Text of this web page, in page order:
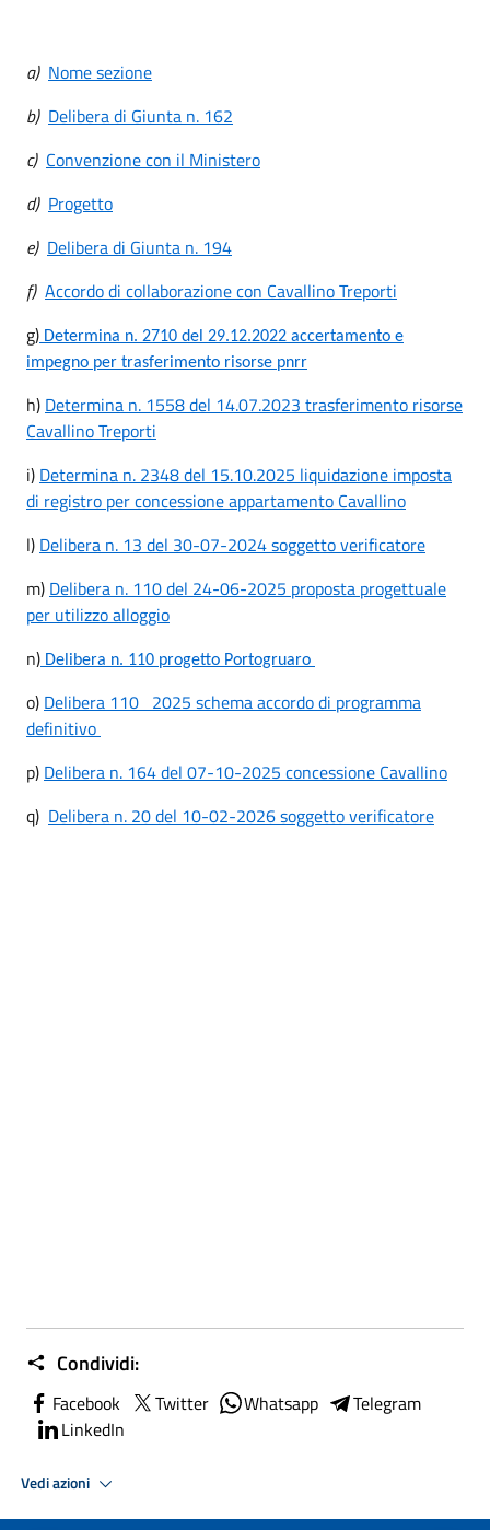
a) Nome sezione
b) Delibera di Giunta n. 162
c) Convenzione con il Ministero
d) Progetto
e) Delibera di Giunta n. 194
f) Accordo di collaborazione con Cavallino Treporti
g) Determina n. 2710 del 29.12.2022 accertamento e
impegno per trasferimento risorse pnrr
h) Determina n. 1558 del 14.07.2023 trasferimento risorse
Cavallino Treporti
i) Determina n. 2348 del 15.10.2025 liquidazione imposta
di registro per concessione appartamento Cavallino
l) Delibera n. 13 del 30-07-2024 soggetto verificatore
m) Delibera n. 110 del 24-06-2025 proposta progettuale
per utilizzo alloggio
n) Delibera n. 110 progetto Portogruaro
o) Delibera 110 2025 schema accordo di programma
definitivo
p) Delibera n. 164 del 07-10-2025 concessione Cavallino
q) Delibera n. 20 del 10-02-2026 soggetto verificatore
Condividi:
Facebook Twitter Whatsapp
Telegram
LinkedIn
Vedi azioni